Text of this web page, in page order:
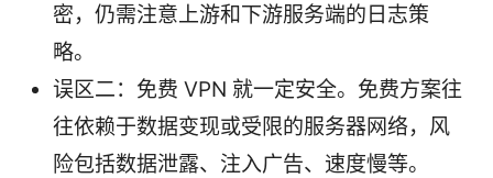
密，仍需注意上游和下游服务端的日志策
略。
误区二：免费 VPN 就一定安全。免费方案往
往依赖于数据变现或受限的服务器网络，风
险包括数据泄露、注入广告、速度慢等。